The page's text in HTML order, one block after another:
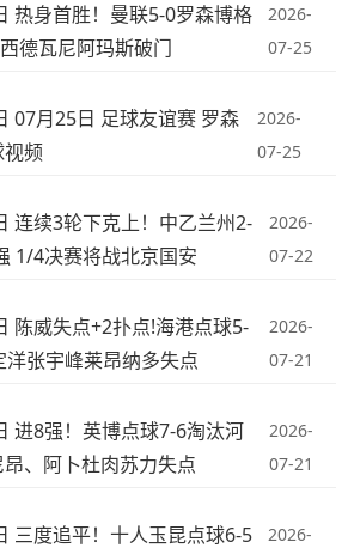
热身首胜！曼联5-0罗森博格
德瓦尼阿玛斯破门
2026-
07-25
07月25日 足球友谊赛 罗森
频
2026-
07-25
连续3轮下克上！中乙兰州2-
1/4决赛将战北京国安
2026-
07-22
陈威失点+2扑点!海港点球5-
张宇峰莱昂纳多失点
2026-
07-21
进8强！英博点球7-6淘汰河
、阿卜杜肉苏力失点
2026-
07-21
三度追平！十人玉昆点球6-5
2026-